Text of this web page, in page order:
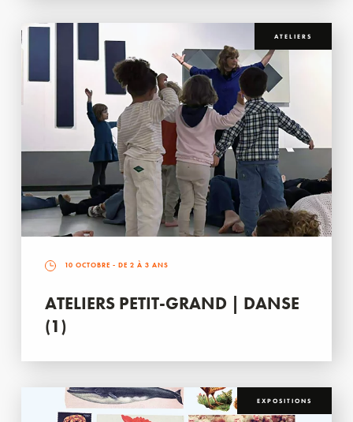
ATELIERS
10 OCTOBRE - DE 2 À 3 ANS
ATELIERS PETIT-GRAND | DANSE
(1)
EXPOSITIONS